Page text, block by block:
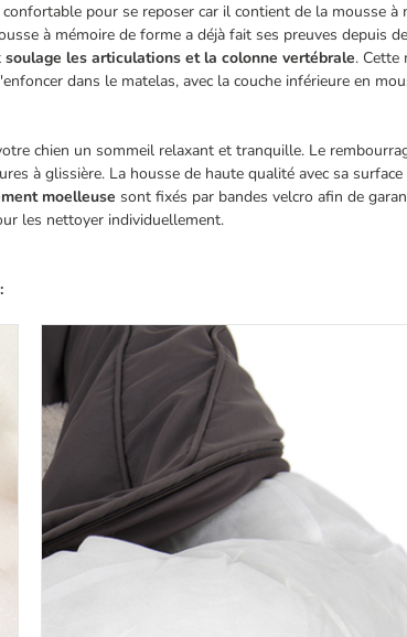
pour se reposer car il contient de la mousse à
à mémoire de forme a déjà fait ses preuves depuis
soulage les articulations et la colonne vertébrale. Cette
dans le matelas, avec la couche inférieure en
chien un sommeil relaxant et tranquille. Le
à glissière. La housse de haute qualité avec sa
moelleuse sont fixés par bandes velcro afin de
les nettoyer individuellement.